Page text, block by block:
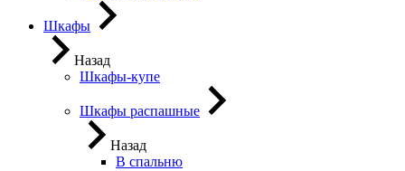
Шкафы
Назад
Шкафы-купе
Шкафы распашные
Назад
В спальню